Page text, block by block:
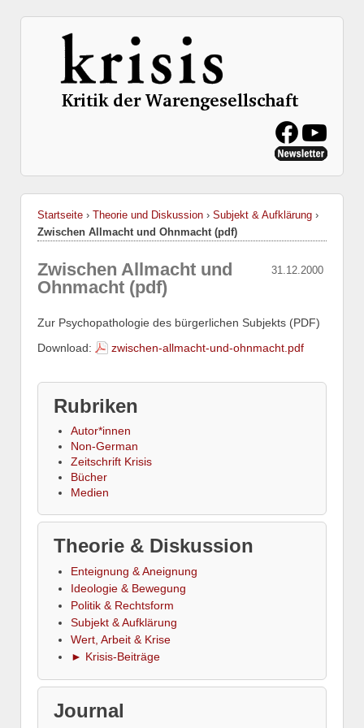
Startseite › Theorie und Diskussion › Subjekt & Aufklärung ›
Zwischen Allmacht und Ohnmacht (pdf)
31.12.2000
Zwischen Allmacht und
Ohnmacht (pdf)
Zur Psychopathologie des bürgerlichen Subjekts (PDF)
Download:
zwischen-allmacht-und-ohnmacht.pdf
Rubriken
Autor*innen
Non-German
Zeitschrift Krisis
Bücher
Medien
Theorie & Diskussion
Enteignung & Aneignung
Ideologie & Bewegung
Politik & Rechtsform
Subjekt & Aufklärung
Wert, Arbeit & Krise
► Krisis-Beiträge
Journal